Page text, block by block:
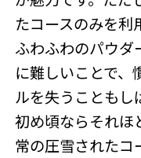
たコースのみを利
ふわふわのパウダ
に難しいことで、
ルを失うこともし
初め頃ならそれほ
常の圧雪されたコ